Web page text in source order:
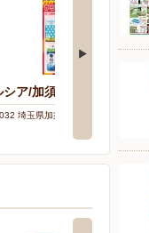
ア/加須花崎店
埼玉県加須市花崎1-17-5